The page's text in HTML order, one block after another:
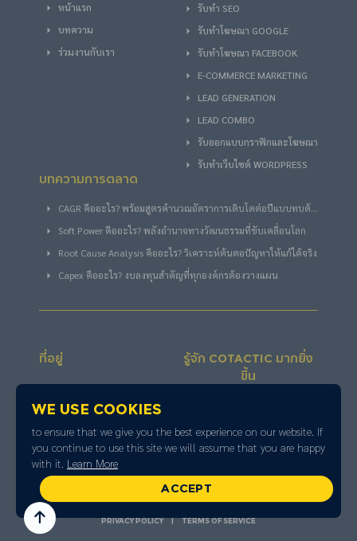
We use cookies
to ensure that we give you the best experience on our website. If
you continue to use this site we will assume that you are happy
with it. Learn More
ACCEPT
หน้าแรก
บทความ
ร่วมงานกับเรา
รับทำ SEO
รับทําโฆษณา GOOGLE
รับทําโฆษณา FACEBOOK
E-COMMERCE MARKETING
LEAD GENERATION
LEAD COMBO
รับออกแบบกราฟิกและโฆษณา
รับทำเว็บไซต์ WORDPRESS
บทความการตลาด
CAGR คืออะไร? พร้อมสูตรคำนวณอัตราการเติบโตต่อปีแบบทบต้น
ฉบับง่าย
Soft Power คืออะไร? พลังอำนาจทางวัฒนธรรมที่ขับเคลื่อนโลก
Root Cause Analysis คืออะไร? วิเคราะห์ต้นตอปัญหาให้แก้ได้จริง
Capex คืออะไร? งบลงทุนสำคัญที่ทุกองค์กรต้องวางแผน
ที่อยู่
สุขุมวิท 21 แขวงคลองเตย
เหนือ เขตวัฒนา
กรุงเทพมหานคร 10110
TEL :
รู้จัก COTACTIC มากยิ่ง
ขึ้น
PRIVACY POLICY
TERMS OF SERVICE